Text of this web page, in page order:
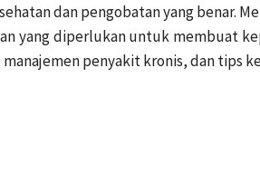
dan pengobatan yang benar.
yang diperlukan untuk membuat
penyakit kronis, dan tips